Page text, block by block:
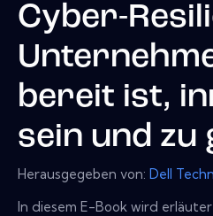
Cyber-
bereit ist,
sein und zu
Herausgegeben von: Dell
In diesem E-Book wird